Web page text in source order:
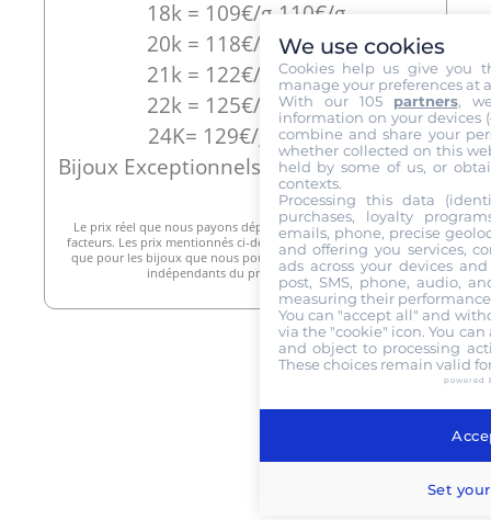
18k = 109€/g-110€/g
20k = 118€/g-119€/g
21k = 122€/g-123€/g
22k = 125€/g-126€/g
24K= 129€/g-130€/g
Bijoux Exceptionnels : 250€/g – 580€/g
Le prix réel que nous payons dépend d’un certain nombre de
facteurs. Les prix mentionnés ci-dessus ne peuvent être utilisés
que pour les bijoux que nous pouvons revendre et sont donc
indépendants du prix actuel de l’or
We use cookies
Cookies help us give you
manage your preferences at
With our 105 partners,
information on your devices
combine and share your
whether collected on this
held by some of us, or
contexts.
Processing this data
purchases, loyalty
emails, phone, precise
and offering you services,
ads across your devices
post, SMS, phone, audio,
measuring their
You can "accept all" and
via the "cookie" icon. You
and object to processing
These choices remain valid
powered
Set